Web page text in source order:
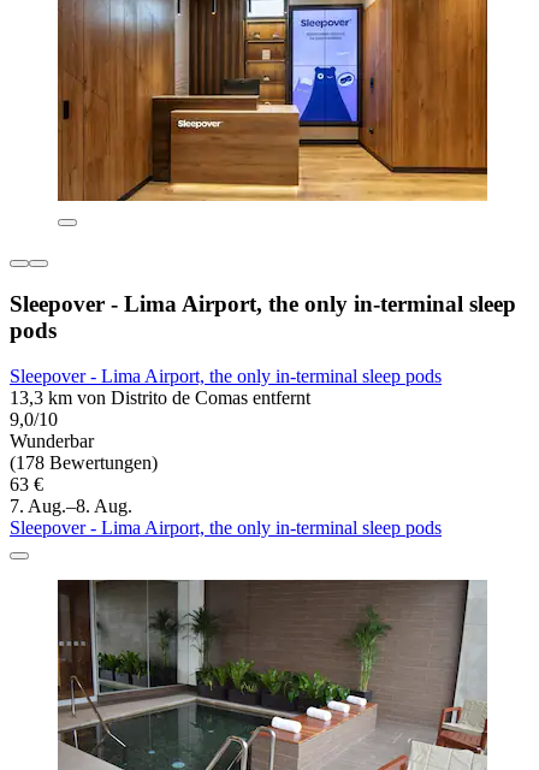
Sleepover - Lima Airport, the only in-terminal sleep
pods
Sleepover - Lima Airport, the only in-terminal sleep pods
13,3 km von Distrito de Comas entfernt
9,0/10
Wunderbar
(178 Bewertungen)
63 €
7. Aug.–8. Aug.
Sleepover - Lima Airport, the only in-terminal sleep pods